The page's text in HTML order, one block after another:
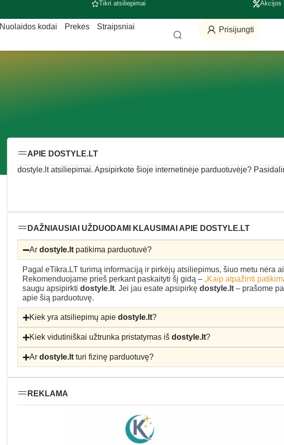
Tikri atsiliepimai Akcijos
Nuolaidos kodai Prekės Straipsniai Prisijungti
APIE DOSTYLE.LT
dostyle.lt atsiliepimai. Apsipirkote šioje internetinėje parduotuvėje?
DAŽNIAUSIAI UŽDUODAMI KLAUSIMAI APIE DOSTYLE.LT
Ardostyle.lt patikima parduotuvė?
Pagal eTikra.LT turimą informaciją ir pirkėjų atsiliepimus, šiuo metu nėra
Rekomenduojame prieš perkant paskaityti šį gidą – „Kaip atpažinti
saugu apsipirkti dostyle.lt. Jei jau esate apsipirkę dostyle.lt – prašome
apie šią parduotuvę.
Kiek yra atsiliepimų apiedostyle.lt?
Kiek vidutiniškai užtrunka pristatymas išdostyle.lt?
Ardostyle.lt turi fizinę parduotuvę?
REKLAMA